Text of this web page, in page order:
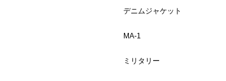
デニムジャケット
MA-1
ミリタリー